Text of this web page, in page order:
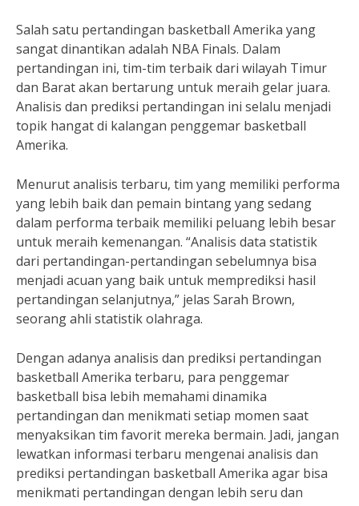
Salah satu pertandingan basketball Amerika yang
sangat dinantikan adalah NBA Finals. Dalam
pertandingan ini, tim-tim terbaik dari wilayah Timur
dan Barat akan bertarung untuk meraih gelar juara.
Analisis dan prediksi pertandingan ini selalu menjadi
topik hangat di kalangan penggemar basketball
Amerika.
Menurut analisis terbaru, tim yang memiliki performa
yang lebih baik dan pemain bintang yang sedang
dalam performa terbaik memiliki peluang lebih besar
untuk meraih kemenangan. “Analisis data statistik
dari pertandingan-pertandingan sebelumnya bisa
menjadi acuan yang baik untuk memprediksi hasil
pertandingan selanjutnya,” jelas Sarah Brown,
seorang ahli statistik olahraga.
Dengan adanya analisis dan prediksi pertandingan
basketball Amerika terbaru, para penggemar
basketball bisa lebih memahami dinamika
pertandingan dan menikmati setiap momen saat
menyaksikan tim favorit mereka bermain. Jadi, jangan
lewatkan informasi terbaru mengenai analisis dan
prediksi pertandingan basketball Amerika agar bisa
menikmati pertandingan dengan lebih seru dan